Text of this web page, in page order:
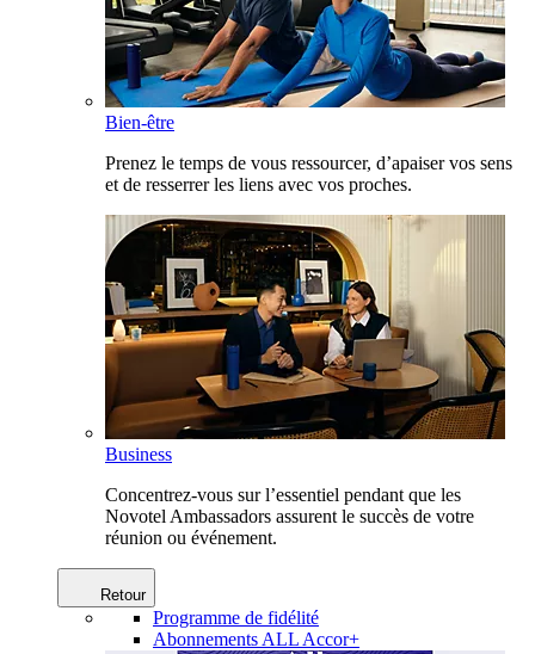
Bien-être
Prenez le temps de vous ressourcer, d’apaiser vos sens
et de resserrer les liens avec vos proches.
Business
Concentrez-vous sur l’essentiel pendant que les
Novotel Ambassadors assurent le succès de votre
réunion ou événement.
Retour
Programme de fidélité
Abonnements ALL Accor+